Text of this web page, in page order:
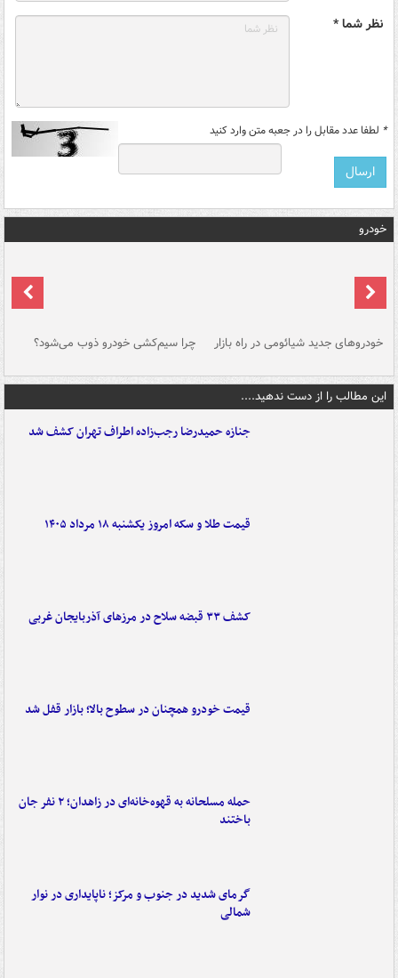
نظر شما *
* لطفا عدد مقابل را در جعبه متن وارد کنید
خودرو
خودروهای جدید شیائومی در راه بازار چرا سیم‌کشی خودرو ذوب می‌شود؟
این مطالب را از دست ندهید....
جنازه حمیدرضا رجب‌زاده اطراف تهران کشف شد
قیمت طلا و سکه امروز یکشنبه ۱۸ مرداد ۱۴۰۵
کشف ۳۳ قبضه سلاح در مرزهای آذربایجان غربی
قیمت خودرو همچنان در سطوح بالا؛ بازار قفل شد
حمله مسلحانه به قهوه‌خانه‌ای در زاهدان؛ ۲ نفر جان
باختند
گرمای شدید در جنوب و مرکز؛ ناپایداری در نوار
شمالی